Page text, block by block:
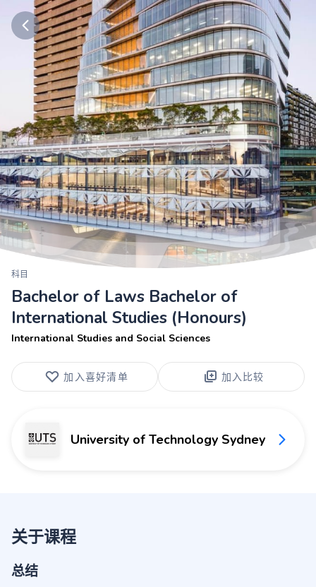
科目
Bachelor of Laws Bachelor of
International Studies (Honours)
International Studies and Social Sciences
加入喜好清单 加入比较
University of Technology Sydney
关于课程
总结